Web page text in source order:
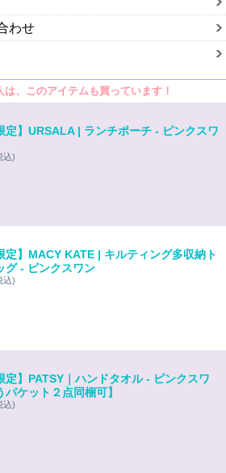
わせ
、このアイテムも買っています！
定】URSALA | ランチポーチ - ピンクスワ
込)
定】MACY KATE | キルティング多収納ト
グ - ピンクスワン
込)
定】PATSY｜ハンドタオル - ピンクスワ
パケット２点同梱可】
込)